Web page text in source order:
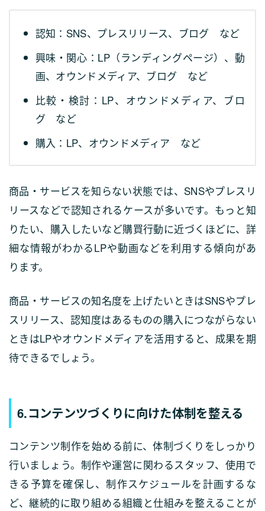
認知：SNS、プレスリリース、ブログ など
興味・関心：LP（ランディングページ）、動
画、オウンドメディア、ブログ など
比較・検討：LP、オウンドメディア、ブロ
グ など
購入：LP、オウンドメディア など
商品・サービスを知らない状態では、SNSやプレスリ
リースなどで認知されるケースが多いです。もっと知
りたい、購入したいなど購買行動に近づくほどに、詳
細な情報がわかるLPや動画などを利用する傾向があ
ります。
商品・サービスの知名度を上げたいときはSNSやプレ
スリリース、認知度はあるものの購入につながらない
ときはLPやオウンドメディアを活用すると、成果を期
待できるでしょう。
6.コンテンツづくりに向けた体制を整える
コンテンツ制作を始める前に、体制づくりをしっかり
行いましょう。制作や運営に関わるスタッフ、使用で
きる予算を確保し、制作スケジュールを計画するな
ど、継続的に取り組める組織と仕組みを整えることが